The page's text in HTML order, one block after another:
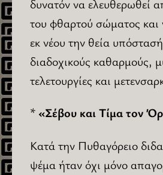
δυνατόν να ελευθερωθεί
του φθαρτού σώματος και
εκ νέου την θεία
διαδοχικούς καθαρμούς,
τελετουργίες και
*«Σέβου και Τίμα τον
Κατά την Πυθαγόρειο
ψέμα ήταν όχι μόνο